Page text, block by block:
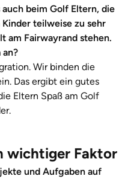
beim Golf Eltern, die
teilweise zu sehr
am Fairwayrand stehen.
an?
Wir binden die
Das ergibt ein gutes
Eltern Spaß am Golf
wichtiger Faktor
und Aufgaben auf